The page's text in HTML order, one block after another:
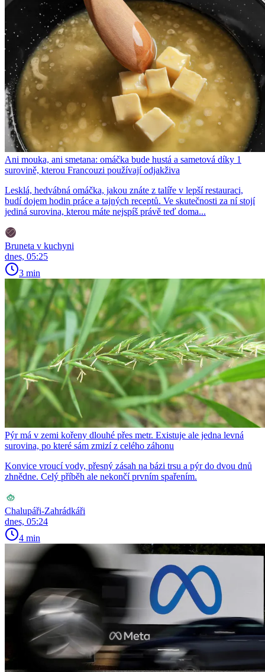
Ani mouka, ani smetana: omáčka bude hustá a sametová díky 1
surovině, kterou Francouzi používají odjakživa
Lesklá, hedvábná omáčka, jakou znáte z talíře v lepší restauraci,
budí dojem hodin práce a tajných receptů. Ve skutečnosti za ní stojí
jediná surovina, kterou máte nejspíš právě teď doma...
Bruneta v kuchyni
dnes, 05:25
3 min
Pýr má v zemi kořeny dlouhé přes metr. Existuje ale jedna levná
surovina, po které sám zmizí z celého záhonu
Konvice vroucí vody, přesný zásah na bázi trsu a pýr do dvou dnů
zhnědne. Celý příběh ale nekončí prvním spařením.
Chalupáři-Zahrádkáři
dnes, 05:24
4 min